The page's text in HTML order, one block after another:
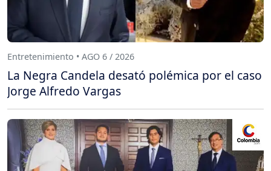
Entretenimiento • AGO 6 / 2026
La Negra Candela desató polémica por el caso
Jorge Alfredo Vargas